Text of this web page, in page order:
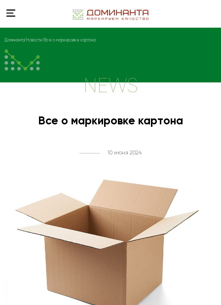
Доминанта Новости Все о маркировке картона
NEWS
Все о маркировке картона
10 июня 2024